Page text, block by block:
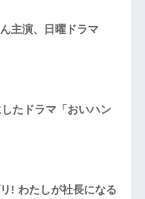
主演、日曜ドラマ
たドラマ「おいハン
! わたしが社長になる